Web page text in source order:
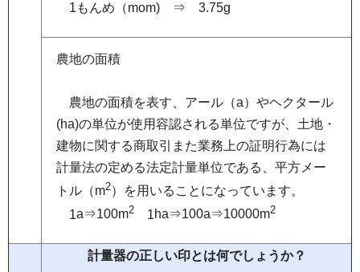
1 もんめ（mom) ⇒ 3.75g
農地の面積
農地の面積を表す、アール（a）やヘクタール
(ha)の単位が使用容認される単位ですが、土地・
建物に関する商取引また業務上の証明行為には
計量法の定める法定計量単位である、平方メー
トル（m2）を用いることになっています。
1a⇒100m2 1ha⇒100a⇒10000m2
計量器の正しい印とは何でしょうか？